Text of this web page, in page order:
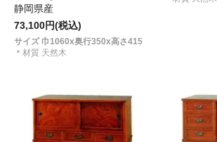
静岡県産
73,100円(税込)
サイズ 巾1060x奥行350x高さ415
＊材質 天然木